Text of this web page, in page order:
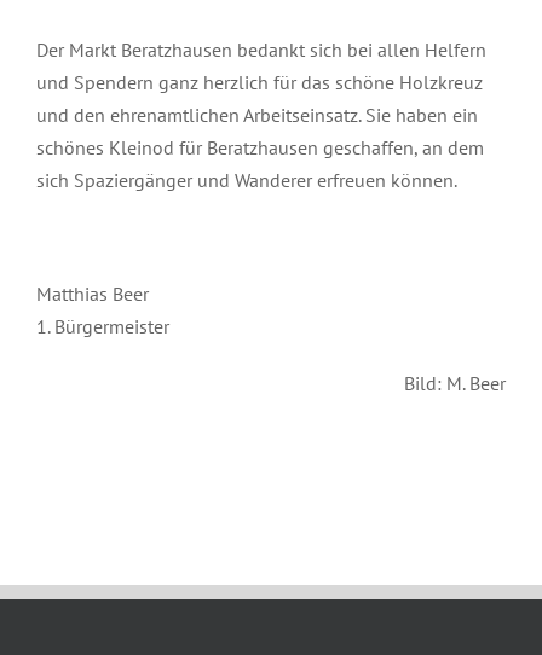
Der Markt Beratzhausen bedankt sich bei allen Helfern
und Spendern ganz herzlich für das schöne Holzkreuz
und den ehrenamtlichen Arbeitseinsatz. Sie haben ein
schönes Kleinod für Beratzhausen geschaffen, an dem
sich Spaziergänger und Wanderer erfreuen können.
Matthias Beer
1. Bürgermeister
Bild: M. Beer